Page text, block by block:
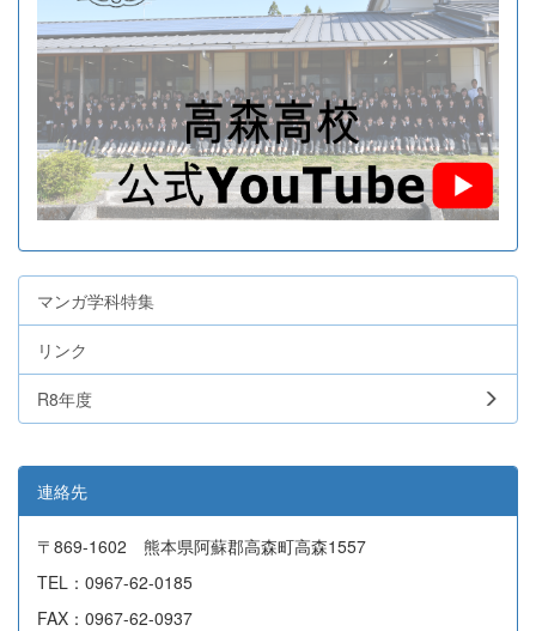
マンガ学科特集
リンク
R8年度
連絡先
〒869-1602 熊本県阿蘇郡高森町高森1557
TEL：0967-62-0185
FAX：0967-62-0937